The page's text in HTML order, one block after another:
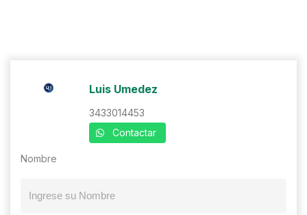
Luis Umedez
3433014453
Contactar
Nombre